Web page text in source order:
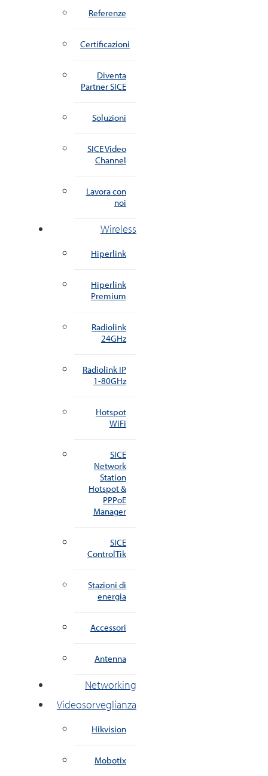
Referenze
Certificazioni
Diventa
Partner SICE
Soluzioni
SICE Video
Channel
Lavora con
noi
Wireless
Hiperlink
Hiperlink
Premium
Radiolink
24GHz
Radiolink IP
1-80GHz
Hotspot
WiFi
SICE
Network
Station
Hotspot &
PPPoE
Manager
SICE
ControlTik
Stazioni di
energia
Accessori
Antenna
Networking
Videosorveglianza
Hikvision
Mobotix